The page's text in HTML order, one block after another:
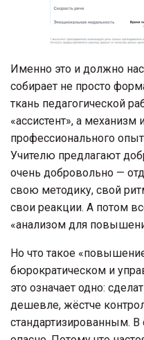
Именно это и должно
собирает не просто
ткань педагогической
«ассистент», а механизм
профессионального
Учителю предлагают
очень добровольно —
свою методику, свой
свои реакции. А потом
«анализом для
Но что такое
бюрократическом и
это означает одно:
дешевле, жёстче
стандартизированным. В